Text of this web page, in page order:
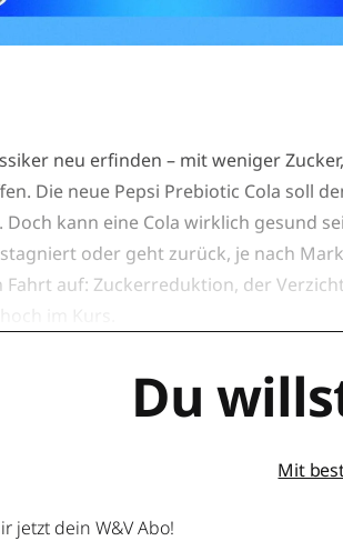
neu erfinden – mit weniger
Die neue Pepsi Prebiotic Cola soll
kann eine Cola wirklich gesund
oder geht zurück, je nach
auf: Zuckerreduktion, der
Du
Mit
jetzt dein W&V Abo!